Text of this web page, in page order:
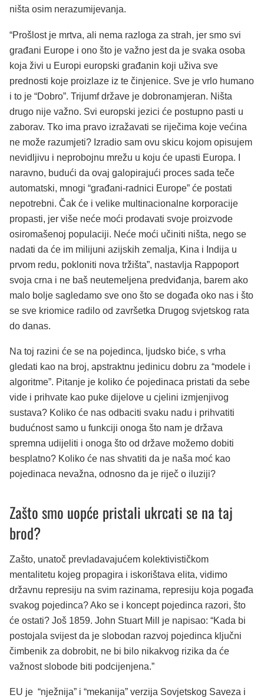
ništa osim nerazumijevanja.
“Prošlost je mrtva, ali nema razloga za strah, jer smo svi
građani Europe i ono što je važno jest da je svaka osoba
koja živi u Europi europski građanin koji uživa sve
prednosti koje proizlaze iz te činjenice. Sve je vrlo humano
i to je “Dobro”. Trijumf države je dobronamjeran. Ništa
drugo nije važno. Svi europski jezici će postupno pasti u
zaborav. Tko ima pravo izražavati se riječima koje većina
ne može razumjeti? Izradio sam ovu skicu kojom opisujem
nevidljivu i neprobojnu mrežu u koju će upasti Europa. I
naravno, budući da ovaj galopirajući proces sada teče
automatski, mnogi “građani-radnici Europe” će postati
nepotrebni. Čak će i velike multinacionalne korporacije
propasti, jer više neće moći prodavati svoje proizvode
osiromašenoj populaciji. Neće moći učiniti ništa, nego se
nadati da će im milijuni azijskih zemalja, Kina i Indija u
prvom redu, pokloniti nova tržišta”, nastavlja Rappoport
svoja crna i ne baš neutemeljena predviđanja, barem ako
malo bolje sagledamo sve ono što se događa oko nas i što
se sve kriomice radilo od završetka Drugog svjetskog rata
do danas.
Na toj razini će se na pojedinca, ljudsko biće, s vrha
gledati kao na broj, apstraktnu jedinicu dobru za “modele i
algoritme”. Pitanje je koliko će pojedinaca pristati da sebe
vide i prihvate kao puke dijelove u cjelini izmjenjivog
sustava? Koliko će nas odbaciti svaku nadu i prihvatiti
budućnost samo u funkciji onoga što nam je država
spremna udijeliti i onoga što od države možemo dobiti
besplatno? Koliko će nas shvatiti da je naša moć kao
pojedinaca nevažna, odnosno da je riječ o iluziji?
Zašto smo uopće pristali ukrcati se na taj
brod?
Zašto, unatoč prevladavajućem kolektivističkom
mentalitetu kojeg propagira i iskorištava elita, vidimo
državnu represiju na svim razinama, represiju koja pogađa
svakog pojedinca? Ako se i koncept pojedinca razori, što
će ostati? Još 1859. John Stuart Mill je napisao: “Kada bi
postojala svijest da je slobodan razvoj pojedinca ključni
čimbenik za dobrobit, ne bi bilo nikakvog rizika da će
važnost slobode biti podcijenjena.”
EU je “nježnija” i “mekanija” verzija Sovjetskog Saveza i